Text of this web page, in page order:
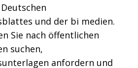
und der bi medien.
Sie nach öffentlichen
suchen,
anfordern und